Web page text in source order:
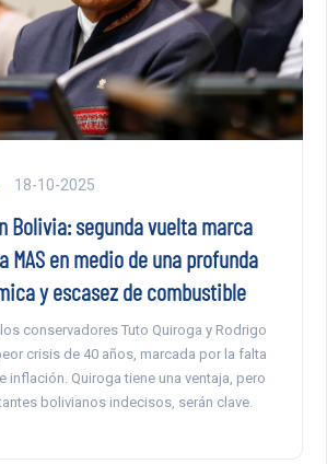
18-10-2025
Bolivia: segunda vuelta marca
MAS en medio de una profunda
y escasez de combustible
conservadores Tuto Quiroga y Rodrigo
crisis de 40 años, marcada por la falta
inflación. Quiroga tiene una ventaja, pero
bolivianos indecisos, serán clave.